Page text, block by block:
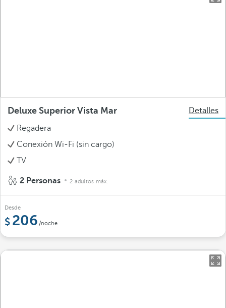
Deluxe Superior Vista Mar
Detalles
Regadera
Conexión Wi-Fi (sin cargo)
TV
2 Personas 2 adultos máx.
Desde
206 /noche